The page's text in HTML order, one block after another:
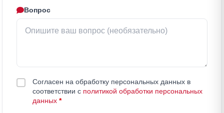
Вопрос
Согласен на обработку персональных данных в
соответствии с политикой обработки персональных
данных *